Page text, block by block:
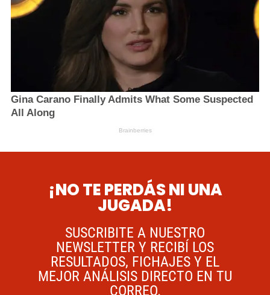
¡NO TE PERDÁS NI UNA
JUGADA!
SUSCRIBITE A NUESTRO
NEWSLETTER Y RECIBÍ LOS
RESULTADOS, FICHAJES Y EL
MEJOR ANÁLISIS DIRECTO EN TU
CORREO.